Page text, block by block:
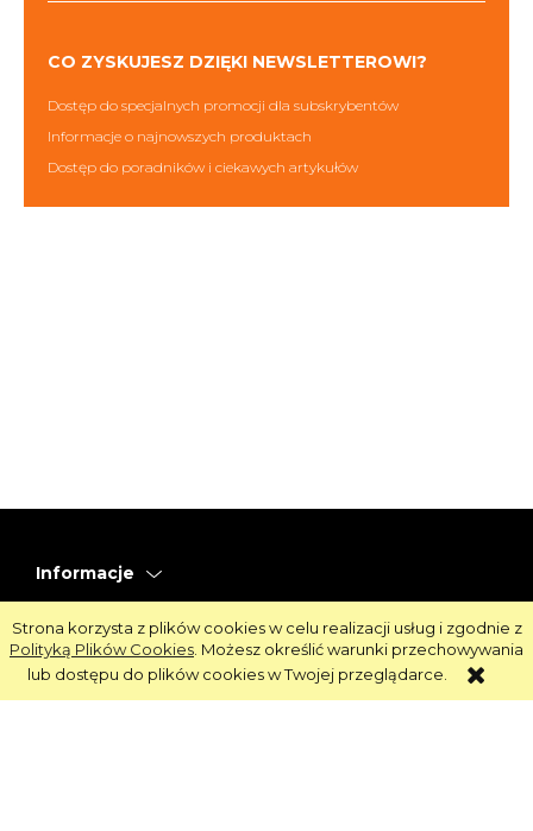
Strona korzysta z plików cookies w celu realizacji usług i zgodnie z
Polityką Plików Cookies . Możesz określić warunki przechowywania
lub dostępu do plików cookies w Twojej przeglądarce.
CO ZYSKUJESZ DZIĘKI NEWSLETTEROWI?
Dostęp do specjalnych promocji dla subskrybentów
Informacje o najnowszych produktach
Dostęp do poradników i ciekawych artykułów
Informacje
Obsługa
Strefa Klienta